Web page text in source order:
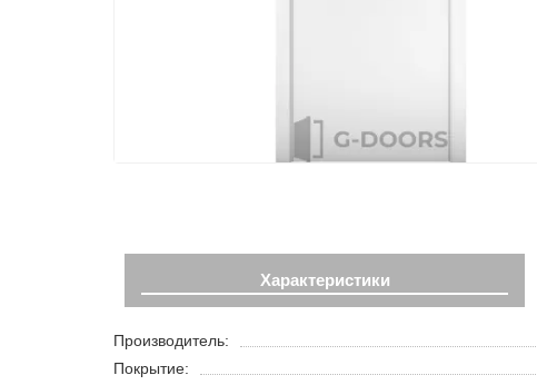
Характеристики
Производитель:
Покрытие: